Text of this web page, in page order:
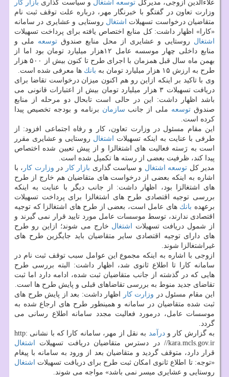
علاءالدین ازوجی، مدیركل توسعه اشتغال و سیاست گذاری بازار كار
وزارت تعاون در گفتگو با خبرنگار مهر، درباره علت توقف ثبت نام
متقاضیان درخواست تسهیلات
اشتغال روستایی و عشایری در سامانه
«كارا» اظهار داشت: كل منابع اختصاص یافته برای پرداخت تسهیلات
اشتغال روستایی و عشایری از محل منابع صندوق توسعه ملی و
منابع داخلی چهار موسسه عامل ۱۲هزار میلیارد تومان بود اما از
بهمن ماه سال قبل همزمان با اجرای طرح تا كنون بیش از ۵۰۰ هزار
طرح به ارزش ۱۵ هزار میلیارد تومان به
بانك ها معرفی شده است.
وی با تاكید بر اینكه ازاین رو هم اكنون میزان درخواست تقاضا برای
دریافت تسهیلات ۳ هزار میلیارد تومان بیش از اعتبارات قانونی می
باشد اظهار داشت: این در حالی است تابحال دو مرحله از منابع
صندوق توسعه ملی از جانب سازمان برنامه و بودجه تخصیص پیدا
كرده است.
این مقام مسئول در وزارت تعاون، كار و رفاه اجتماعی افزود: از
طرفی با عنایت به اینكه تسهیلات
اشتغال روستایی و عشایری مقرر
است به رَسته فعالیت های اشتغالزا و از پیش تعیین شده اختصاص
پیدا كند، ظرفیت بعضی از رسته ها تكمیل شده است.
مدیر كل توسعه اشتغال و سیاست گذاری بازار كار در وزارت كار ، با
اشاره به اینكه بعضی از درخواست های متقاضیان هم خارج از طرح
های اشتغالزا بود، اظهار داشت: از جانب دیگر با عنایت به اینكه
بررسی توجیه اقتصادی طرح های اشتغالزا برای پرداخت تسهیلات
برعهده بانك های عامل است، بعضی از طرح های اشتغالزا كه توجیه
اقتصادی ندارند، توسط موسسات عامل مورد تایید قرار نمی گیرند و
از شمول دریافت تسهیلات
اشتغال خارج می شوند؛ ازاین رو طرح
های دارای توجیه اقتصادی سایر متقاضیان باید جایگزین طرح های
غیراشتغالزا شوند.
ازوجی با اشاره به اینكه مجموع این عوامل سبب توقف ثبت نام در
سامانه كارا تا اطلاع ثانوی شد، اظهار داشت: البته بررسی طرح
هایی كه در گذشته از جانب متقاضیان ثبت شده، ادامه دارد اما ثبت
تقاضای جدید منوط به بررسی تقاضاهای قبلی و پایش طرح ها است.
این مقام مسئول در وزارت كار
اظهار داشت: بعد از پایش طرح های
ثبت شده متقاضیان در سامانه و همینطور طرح های ارجاع شده به
موسسات عامل، درمورد فعالیت مجدد سامانه اطلاع رسانی می
گردد.
به گزارش كار ودرآمد
به نقل از مهر، سامانه كارا كه با نشانی http:
//kara.mcls.gov.ir در دسترس متقاضیان دریافت تسهیلات
اشتغال
قرار دارد، متوقف گردید و متقاضیان بعد از ورود به سامانه با پیغام
«توجه: تا اطلاع ثانوی امكان ثبت طرح برای دریافت تسهیلات
اشتغال
روستایی و عشایری میسر نمی باشد» مواجه می شوند.